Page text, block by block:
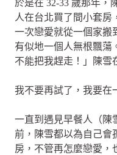
於是在 32-33 歲那年，
人在台北買了間小套房
一次戀愛就從一個家搬
有似地一個人無根飄蕩
不能把我趕走！」陳雪
我不要再試了，我要在
一直到遇見早餐人（陳
前，陳雪都以為自己會
房，不管再怎麼戀愛，